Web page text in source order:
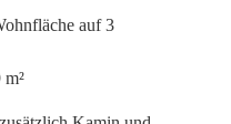
auf 3